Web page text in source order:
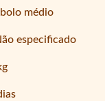
médio
especificado